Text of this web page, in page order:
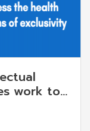
work to